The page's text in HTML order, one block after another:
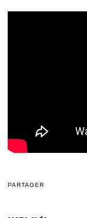
PARTAGER